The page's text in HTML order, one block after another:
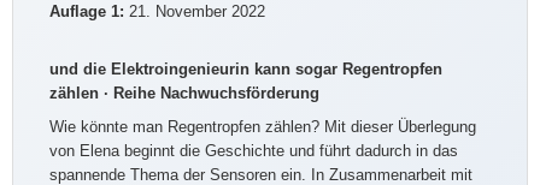
Auflage 1: 21. November 2022
und die Elektroingenieurin kann sogar Regentropfen
zählen · Reihe Nachwuchsförderung
Wie könnte man Regentropfen zählen? Mit dieser Überlegung
von Elena beginnt die Geschichte und führt dadurch in das
spannende Thema der Sensoren ein. In Zusammenarbeit mit